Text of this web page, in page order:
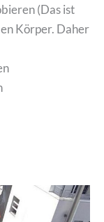
(Das ist
Körper. Daher